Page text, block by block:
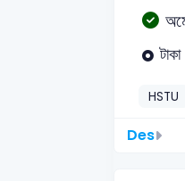
টাকা
HSTU
Des